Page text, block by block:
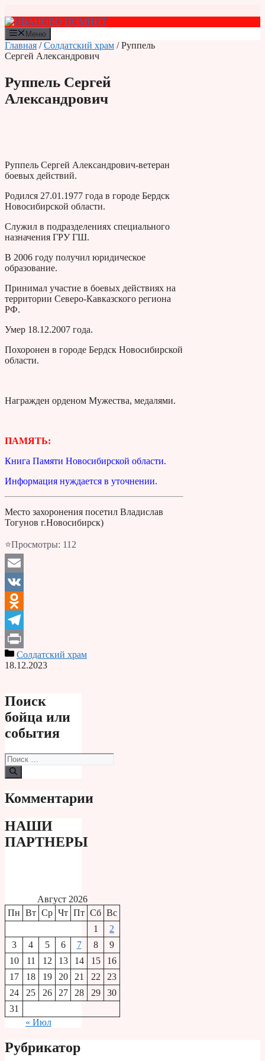
к
содержимому
Меню
Главная /Солдатский храм / Руппель
Сергей Александрович
Руппель Сергей
Александрович
Руппель Сергей Александрович-ветеран
боевых действий.
Родился 27.01.1977 года в городе Бердск
Новосибирской области.
Служил в подразделениях специального
назначения ГРУ ГШ.
В 2006 году получил юридическое
образование.
Принимал участие в боевых действиях на
территории Северо-Кавказского региона
РФ.
Умер 18.12.2007 года.
Похоронен в городе Бердск Новосибирской
области.
Награжден орденом Мужества, медалями.
ПАМЯТЬ:
Книга Памяти Новосибирской области.
Информация нуждается в уточнении.
Место захоронения посетил Владислав
Тогунов г.Новосибирск)
⭐Просмотры: 112
Email
VK
Odnoklassniki
Telegram
PrintСолдатский храм
18.12.2023
Поиск
бойца или
события
Поиск:
Комментарии
НАШИ
ПАРТНЕРЫ
Август 2026
Пн Вт Ср Чт Пт Сб Вс
1
2
3
4 5 6 7 8
9
10
11 12 13 14 15
16
17
18 19 20 21 22
23
24
25 26 27 28 29
30
31
« Июл
Рубрикатор